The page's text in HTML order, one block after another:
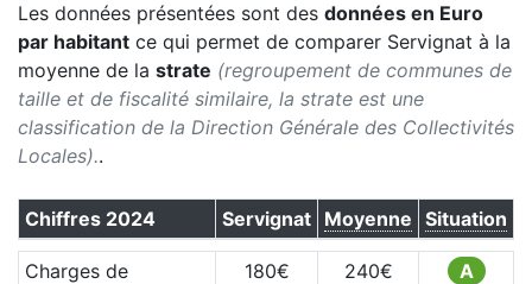
Les données présentées sont des données en Euro
par habitant ce qui permet de comparer Servignat à la
moyenne de la strate (regroupement de communes de
taille et de fiscalité similaire, la strate est une
classification de la Direction Générale des Collectivités
Locales)..
Chiffres 2024 Servignat Moyenne Situation
Charges de
180€ 240€ A